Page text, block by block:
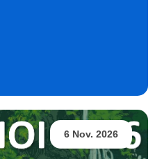
6 Nov. 2026